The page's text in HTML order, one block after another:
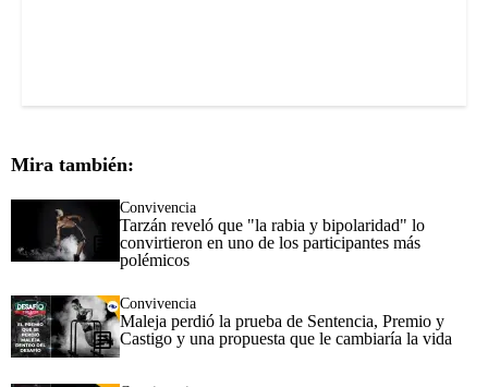
Mira también:
Convivencia
Tarzán reveló que "la rabia y bipolaridad" lo
convirtieron en uno de los participantes más
polémicos
Convivencia
Maleja perdió la prueba de Sentencia, Premio y
Castigo y una propuesta que le cambiaría la vida